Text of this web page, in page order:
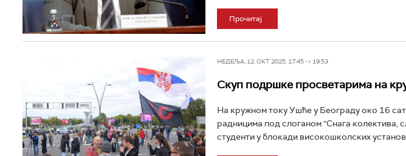
Прочитај
НЕДЕЉА, 12. ОКТ 2025, 17:45 -> 19:53
Скуп подршке просветарима на
На кружном току Ушће у Београду око 16
радницима под слоганом "Снага колектива,
студенти у блокади високошколских